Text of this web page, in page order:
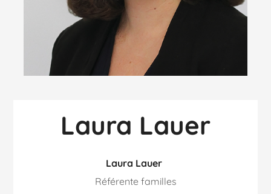
Laura Lauer
Laura Lauer
Référente familles